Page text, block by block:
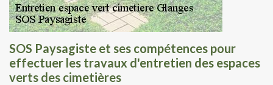
SOS Paysagiste et ses compétences pour
effectuer les travaux d'entretien des espaces
verts des cimetières